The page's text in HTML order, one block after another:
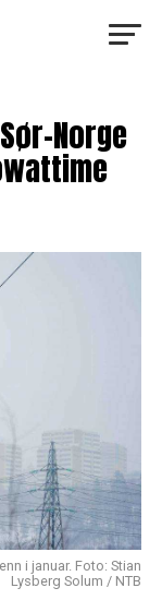
Norge
i januar. Foto: Stian
Lysberg Solum / NTB